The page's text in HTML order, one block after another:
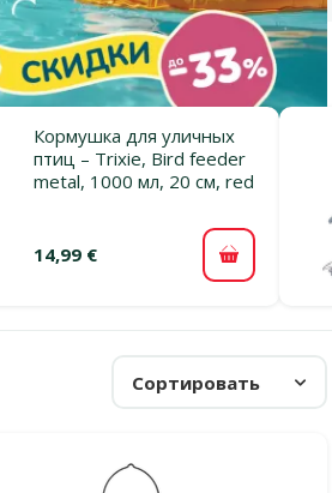
Кормушка для уличных
птиц – Trixie, Bird feeder
metal, 1000 мл, 20 см, red
14,99 € В корзину
Сортировать